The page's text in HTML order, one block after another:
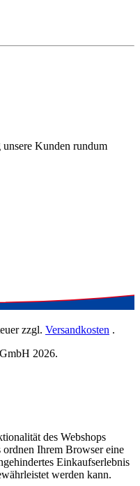
Kunden rundum
zzgl. Versandkosten .
2026.
des Webshops
Ihrem Browser eine
Einkaufserlebnis
werden kann.